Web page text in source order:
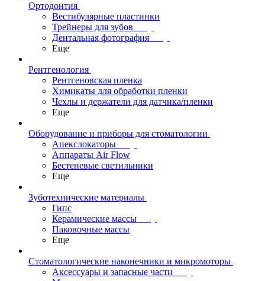
Ортодонтия
Вестибулярные пластинки
Трейнеры для зубов
Дентальная фотография
Еще
Рентгенология
Рентгеновская пленка
Химикаты для обработки пленки
Чехлы и держатели для датчика/пленки
Еще
Оборудование и приборы для стоматологии
Апекслокаторы
Аппараты Air Flow
Бестеневые светильники
Еще
Зуботехнические материалы
Гипс
Керамические массы
Паковочные массы
Еще
Стоматологические наконечники и микромоторы
Аксессуары и запасные части